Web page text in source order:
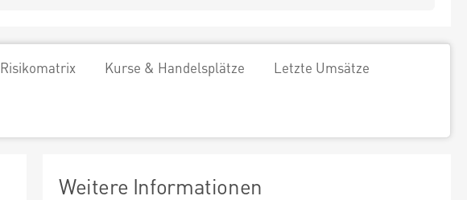
Risikomatrix Kurse & Handelsplätze Letzte Umsätze
Weitere Informationen